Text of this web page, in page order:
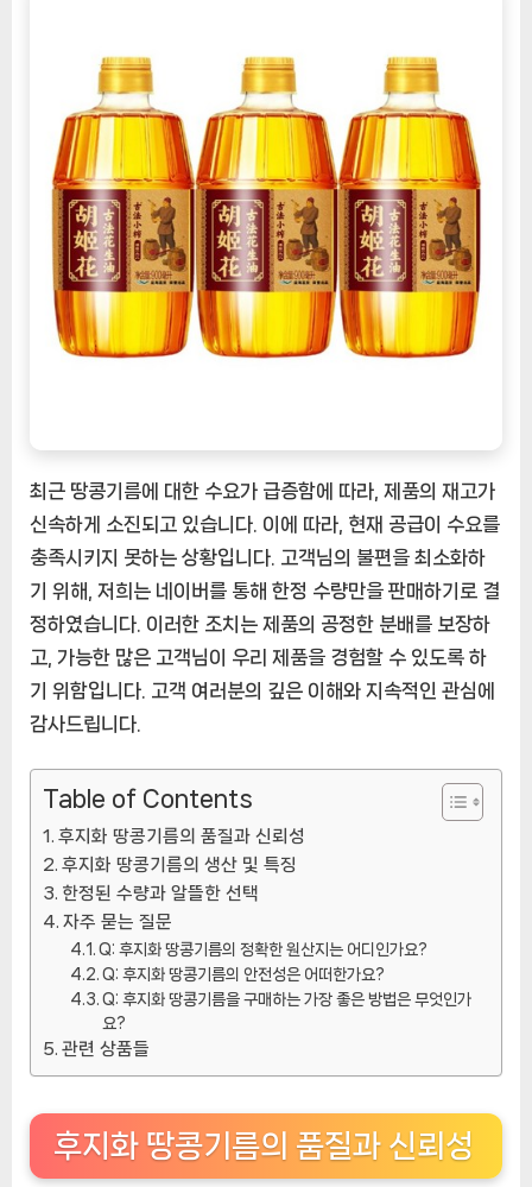
땅
콩
기
름
후
지
화
900ml
x
국
정
식
수
입
[EatingNOW
ㅣ
추
천
품]
최근 땅콩기름에 대한 수요가 급증함에 따라, 제품의 재고가
신속하게 소진되고 있습니다. 이에 따라, 현재 공급이 수요를
충족시키지 못하는 상황입니다. 고객님의 불편을 최소화하
기 위해, 저희는 네이버를 통해 한정 수량만을 판매하기로 결
정하였습니다. 이러한 조치는 제품의 공정한 분배를 보장하
고, 가능한 많은 고객님이 우리 제품을 경험할 수 있도록 하
기 위함입니다. 고객 여러분의 깊은 이해와 지속적인 관심에
감사드립니다.
Table of Contents
후지화 땅콩기름의 품질과 신뢰성
후지화 땅콩기름의 생산 및 특징
한정된 수량과 알뜰한 선택
자주 묻는 질문
Q: 후지화 땅콩기름의 정확한 원산지는 어디인가요?
Q: 후지화 땅콩기름의 안전성은 어떠한가요?
Q: 후지화 땅콩기름을 구매하는 가장 좋은 방법은 무엇인가
요?
관련 상품들
후지화 땅콩기름의 품질과 신뢰성